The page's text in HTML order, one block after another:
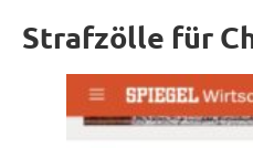
Strafzölle für